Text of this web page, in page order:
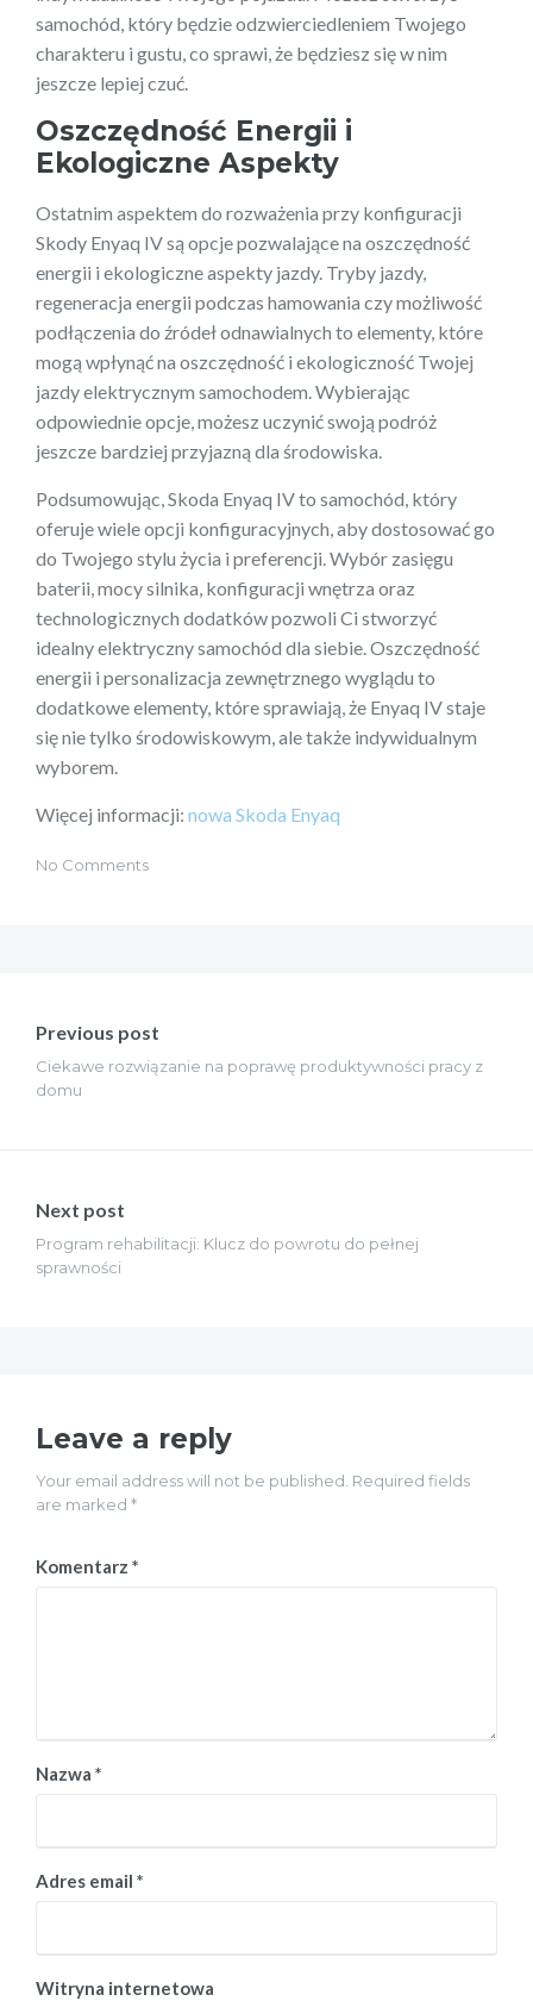
samochód, który będzie odzwierciedleniem Twojego
charakteru i gustu, co sprawi, że będziesz się w nim
jeszcze lepiej czuć.
Oszczędność Energii i
Ekologiczne Aspekty
Ostatnim aspektem do rozważenia przy konfiguracji
Skody Enyaq IV są opcje pozwalające na oszczędność
energii i ekologiczne aspekty jazdy. Tryby jazdy,
regeneracja energii podczas hamowania czy możliwość
podłączenia do źródeł odnawialnych to elementy, które
mogą wpłynąć na oszczędność i ekologiczność Twojej
jazdy elektrycznym samochodem. Wybierając
odpowiednie opcje, możesz uczynić swoją podróż
jeszcze bardziej przyjazną dla środowiska.
Podsumowując, Skoda Enyaq IV to samochód, który
oferuje wiele opcji konfiguracyjnych, aby dostosować go
do Twojego stylu życia i preferencji. Wybór zasięgu
baterii, mocy silnika, konfiguracji wnętrza oraz
technologicznych dodatków pozwoli Ci stworzyć
idealny elektryczny samochód dla siebie. Oszczędność
energii i personalizacja zewnętrznego wyglądu to
dodatkowe elementy, które sprawiają, że Enyaq IV staje
się nie tylko środowiskowym, ale także indywidualnym
wyborem.
Więcej informacji: nowa Skoda Enyaq
No Comments
wpisu
Previous post
Ciekawe rozwiązanie na poprawę produktywności pracy z
domu
Next post
Program rehabilitacji: Klucz do powrotu do pełnej
sprawności
Leave a reply
Your email address will not be published. Required fields
are marked *
Komentarz *
Nazwa *
Adres email *
Witryna internetowa